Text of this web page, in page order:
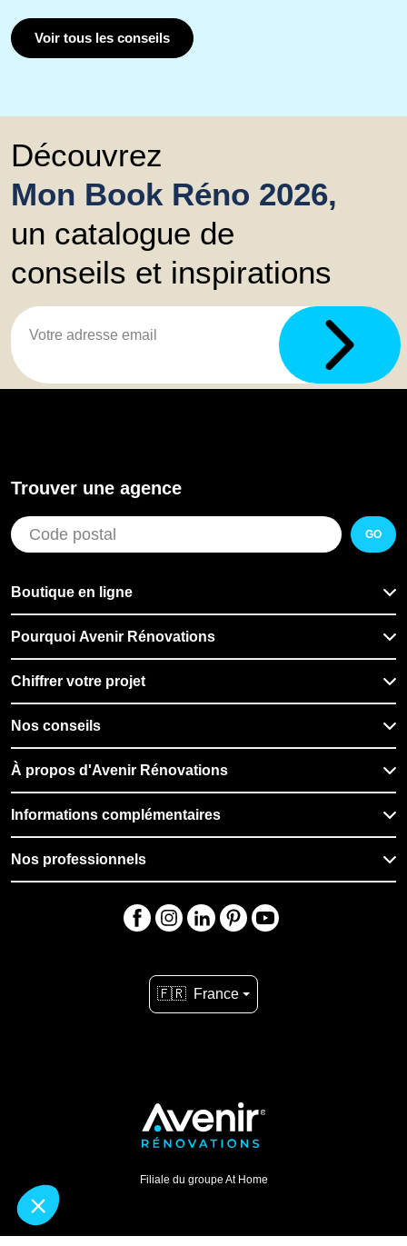
Voir tous les conseils
Découvrez
Mon Book Réno 2026,
un catalogue de
conseils et inspirations
Trouver une agence
GO
Boutique en ligne
Pourquoi Avenir Rénovations
Chiffrer votre projet
Nos conseils
À propos d'Avenir Rénovations
Informations complémentaires
Nos professionnels
🇫🇷 France
Filiale du groupe At Home